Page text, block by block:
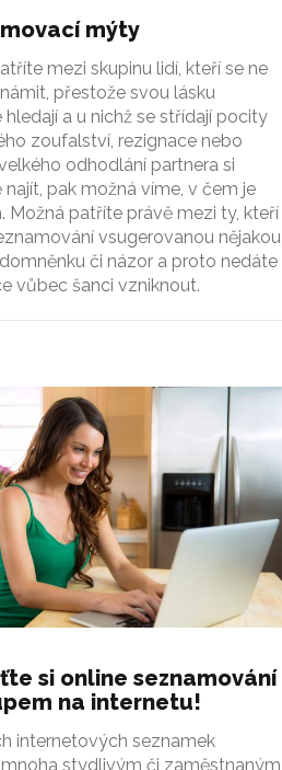
mýty
mezi skupinu lidí, kteří se ne
přestože svou lásku
hledají a u nichž se střídají pocity
zoufalství, rezignace nebo
odhodlání partnera si
najít, pak možná víme, v čem je
Možná patříte právě mezi ty, kteří
vsugerovanou nějakou
či názor a proto nedáte
vůbec šanci vzniknout.
si online seznamování
na internetu!
internetových seznamek
stydlivým či zaměstnaným